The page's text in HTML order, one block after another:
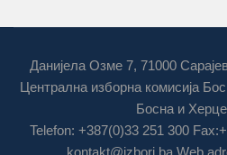
Данијела Озме 7, 71000
Централна изборна комисија
Босна и
Telefon: +387(0)33 251 300
kontakt@izbori.ba Web